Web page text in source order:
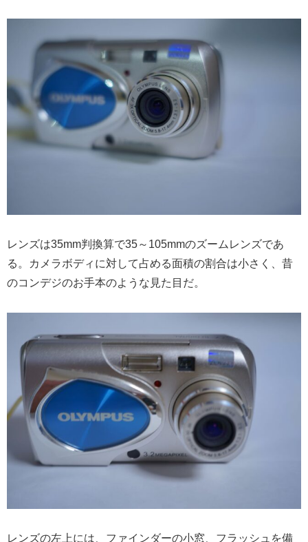
レンズは35mm判換算で35～105mmのズームレンズであ
る。カメラボディに対して占める面積の割合は小さく、昔
のコンデジのお手本のような見た目だ。
レンズの左上には、ファインダーの小窓、フラッシュを備